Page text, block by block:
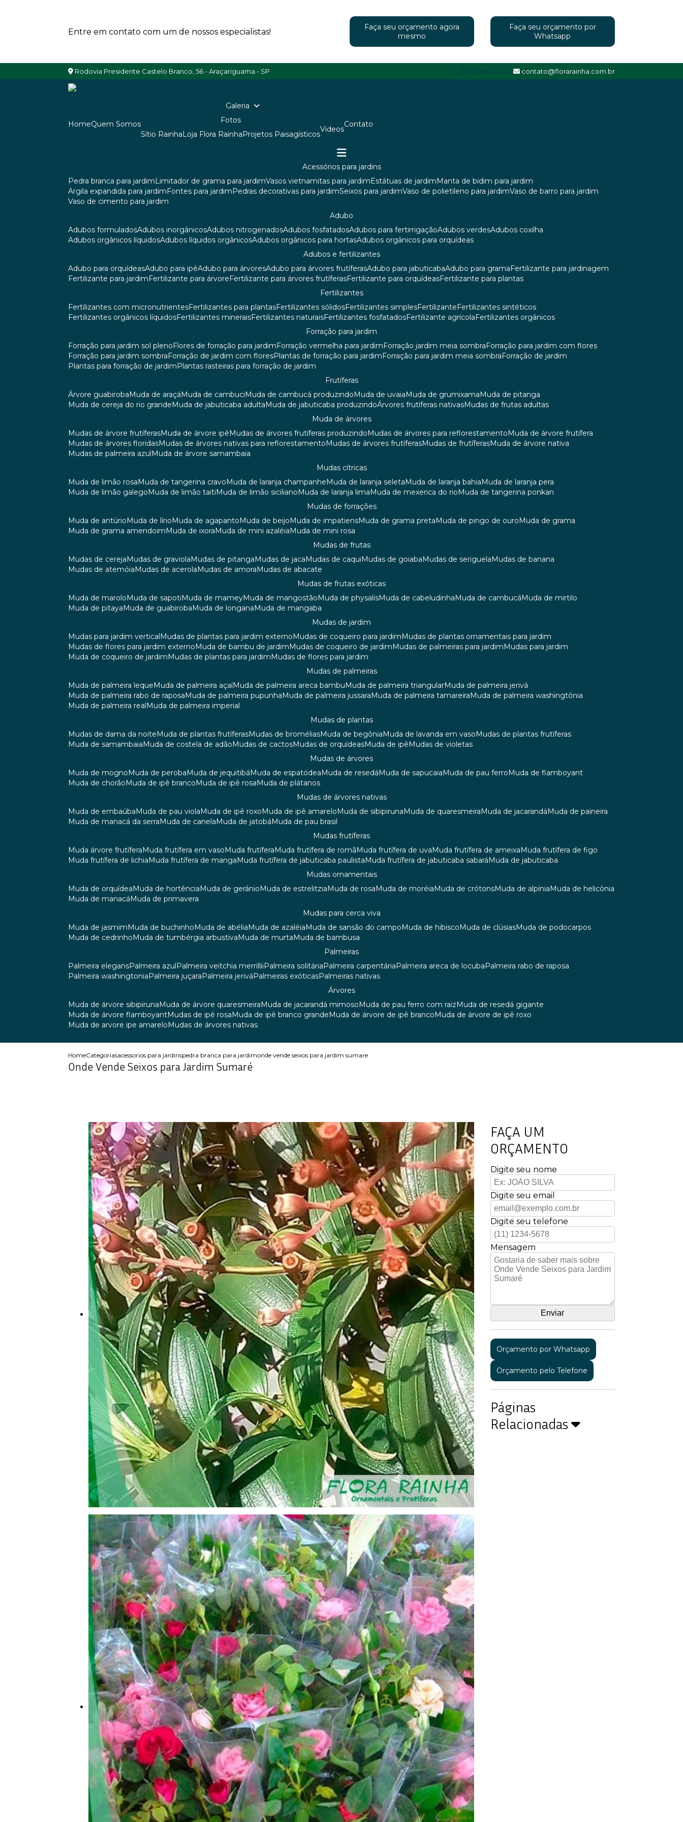
Entre em contato com um de nossos especialistas!
Faça seu orçamento agora
mesmo
Faça seu orçamento por
Whatsapp
Rodovia Presidente Castelo Branco, 56 - Araçariguama - SP contato@florarainha.com.br
Home Quem Somos
Galeria
Fotos
Sítio Rainha
Loja Flora Rainha Projetos Paisagísticos
Videos
Contato
acessórios para jardins
pedra branca para jardim
limitador de grama para jardim vasos vietnamitas para jardim estátuas de jardim
manta de bidim para jardim
argila expandida para jardim
fontes para jardim pedras decorativas para jardim seixos para jardim vaso de polietileno para jardim vaso de barro para jardim
vaso de cimento para jardim
adubo
adubos formulados adubos inorgânicos adubos nitrogenados adubos fosfatados adubos para fertirrigação adubos verdes adubos coxilha
adubos orgânicos líquidos adubos líquidos orgânicos adubos orgânicos para hortas adubos orgânicos para orquídeas
adubos e fertilizantes
adubo para orquídeas adubo para ipê adubo para árvores adubo para árvores frutíferas adubo para jabuticaba adubo para grama
fertilizante para jardinagem
fertilizante para jardim
fertilizante para árvore fertilizante para árvores frutíferas fertilizante para orquídeas fertilizante para plantas
fertilizantes
fertilizantes com micronutrientes fertilizantes para plantas fertilizantes sólidos fertilizantes simples fertilizante
fertilizantes sintéticos
fertilizantes orgânicos líquidos fertilizantes minerais fertilizantes naturais fertilizantes fosfatados fertilizante agrícola
fertilizantes orgânicos
forração para jardim
forração para jardim sol pleno
flores de forração para jardim forração vermelha para jardim forração jardim meia sombra
forração para jardim com flores
forração para jardim sombra
forração de jardim com flores plantas de forração para jardim forração para jardim meia sombra
forração de jardim
plantas para forração de jardim
plantas rasteiras para forração de jardim
frutíferas
árvore guabiroba
muda de araçá muda de cambuci muda de cambucá produzindo muda de uvaia muda de grumixama
muda de pitanga
muda de cereja do rio grande
muda de jabuticaba adulta muda de jabuticaba produzindo árvores frutíferas nativas
mudas de frutas adultas
muda de árvores
mudas de árvore frutíferas
muda de árvore ipê mudas de árvores frutíferas produzindo mudas de árvores para reflorestamento
muda de árvore frutífera
mudas de árvores floridas
mudas de árvores nativas para reflorestamento mudas de árvores frutíferas mudas de frutíferas
muda de árvore nativa
mudas de palmeira azul
muda de árvore samambaia
mudas cítricas
muda de limão rosa
muda de tangerina cravo muda de laranja champanhe muda de laranja seleta muda de laranja bahia
muda de laranja pera
muda de limão galego
muda de limão taiti muda de limão siciliano muda de laranja lima muda de mexerica do rio
muda de tangerina ponkan
mudas de forrações
muda de antúrio
muda de lírio muda de agapanto muda de beijo muda de impatiens muda de grama preta muda de pingo de ouro
muda de grama
muda de grama amendoim
muda de ixora muda de mini azaléia
muda de mini rosa
mudas de frutas
mudas de cereja
mudas de graviola mudas de pitanga mudas de jaca mudas de caqui mudas de goiaba mudas de seriguela
mudas de banana
mudas de atemóia
mudas de acerola mudas de amora
mudas de abacate
mudas de frutas exóticas
muda de marolo
muda de sapoti muda de mamey muda de mangostão muda de physalis muda de cabeludinha muda de cambucá
muda de mirtilo
muda de pitaya
muda de guabiroba muda de longana
muda de mangaba
mudas de jardim
mudas para jardim vertical
mudas de plantas para jardim externo mudas de coqueiro para jardim
mudas de plantas ornamentais para jardim
mudas de flores para jardim externo
muda de bambu de jardim mudas de coqueiro de jardim mudas de palmeiras para jardim
mudas para jardim
muda de coqueiro de jardim
mudas de plantas para jardim
mudas de flores para jardim
mudas de palmeiras
muda de palmeira leque
muda de palmeira açaí muda de palmeira areca bambu muda de palmeira triangular
muda de palmeira jerivá
muda de palmeira rabo de raposa
muda de palmeira pupunha muda de palmeira jussara muda de palmeira tamareira
muda de palmeira washingtônia
muda de palmeira real
muda de palmeira imperial
mudas de plantas
mudas de dama da noite
muda de plantas frutíferas mudas de bromélias muda de begônia muda de lavanda em vaso
mudas de plantas frutíferas
muda de samambaia
muda de costela de adão mudas de cactos mudas de orquídeas muda de ipê
mudas de violetas
mudas de árvores
muda de mogno
muda de peroba muda de jequitibá muda de espatódea muda de resedá muda de sapucaia muda de pau ferro
muda de flamboyant
muda de chorão
muda de ipê branco muda de ipê rosa
muda de plátanos
mudas de árvores nativas
muda de embaúba
muda de pau viola muda de ipê roxo muda de ipê amarelo muda de sibipiruna muda de quaresmeira muda de jacarandá
muda de paineira
muda de manacá da serra
muda de canela muda de jatobá
muda de pau brasil
mudas frutíferas
muda árvore frutífera
muda frutífera em vaso muda frutífera muda frutífera de romã muda frutífera de uva muda frutífera de ameixa
muda frutífera de figo
muda frutífera de lichia
muda frutífera de manga muda frutífera de jabuticaba paulista muda frutífera de jabuticaba sabará
muda de jabuticaba
mudas ornamentais
muda de orquídea
muda de hortência muda de gerânio muda de estrelitzia muda de rosa muda de moréia muda de crótons muda de alpínia
muda de helicônia
muda de manacá
muda de primavera
mudas para cerca viva
muda de jasmim
muda de buchinho muda de abélia muda de azaléia muda de sansão do campo muda de hibisco muda de clúsias
muda de podocarpos
muda de cedrinho
muda de tumbérgia arbustiva muda de murta
muda de bambusa
palmeiras
palmeira elegans
palmeira azul palmeira veitchia merrillii palmeira solitária palmeira carpentária palmeira areca de locuba
palmeira rabo de raposa
palmeira washingtonia
palmeira juçara palmeira jerivá palmeiras exóticas
palmeiras nativas
árvores
muda de árvore sibipiruna
muda de árvore quaresmeira muda de jacarandá mimoso muda de pau ferro com raiz
muda de resedá gigante
muda de árvore flamboyant
mudas de ipê rosa muda de ipê branco grande muda de árvore de ipê branco
muda de árvore de ipê roxo
muda de arvore ipe amarelo
mudas de árvores nativas
HomeCategoriasacessorios para jardinspedra branca para jardimonde vende seixos para jardim sumare
Onde Vende Seixos para Jardim Sumaré
FAÇA UM
ORÇAMENTO
Digite seu nome
Digite seu email
Digite seu telefone
Mensagem
Orçamento por Whatsapp
Orçamento pelo Telefone
Páginas
Relacionadas